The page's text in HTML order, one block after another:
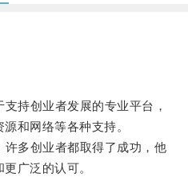
持创业者发展的专业平台，
和网络等各种支持。
多创业者都取得了成功，他
广泛的认可。